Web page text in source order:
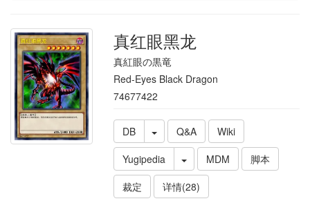
真红眼黑龙
真紅眼の黒竜
Red-Eyes Black Dragon
74677422
DB Q&A
Wiki
Yugipedia
MDM
脚本
裁定
详情(28)